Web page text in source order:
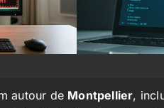
autour de Montpellier,